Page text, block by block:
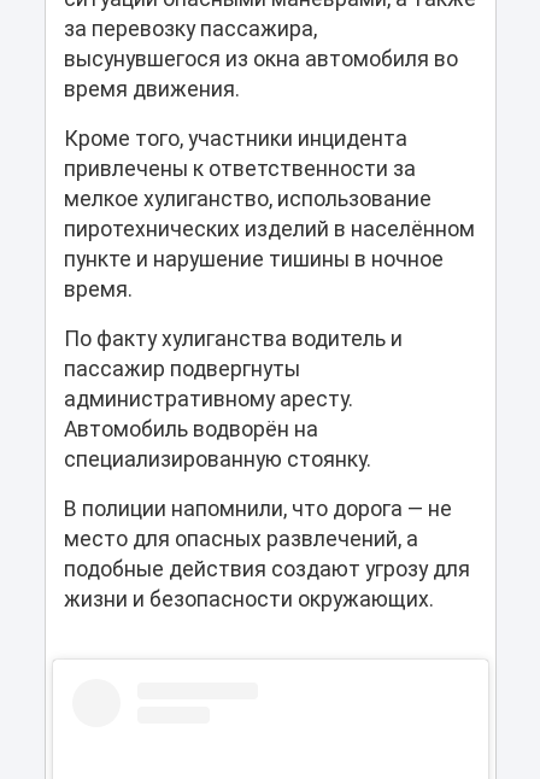
за перевозку пассажира,
высунувшегося из окна автомобиля во
время движения.
Кроме того, участники инцидента
привлечены к ответственности за
мелкое хулиганство, использование
пиротехнических изделий в населённом
пункте и нарушение тишины в ночное
время.
По факту хулиганства водитель и
пассажир подвергнуты
административному аресту.
Автомобиль водворён на
специализированную стоянку.
В полиции напомнили, что дорога — не
место для опасных развлечений, а
подобные действия создают угрозу для
жизни и безопасности окружающих.